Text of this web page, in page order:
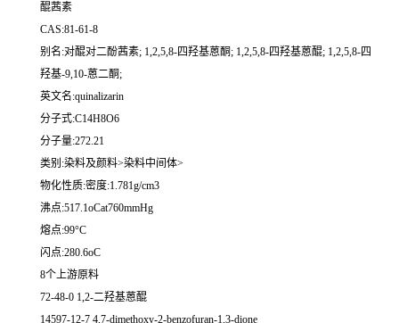
醌茜素
CAS:81-61-8
别名:对醌对二酚茜素; 1,2,5,8-四羟基蒽酮; 1,2,5,8-四羟基蒽醌; 1,2,5,8-四
羟基-9,10-蒽二酮;
英文名:quinalizarin
分子式:C14H8O6
分子量:272.21
类别:染料及颜料>染料中间体>
物化性质:密度:1.781g/cm3
沸点:517.1oCat760mmHg
熔点:99°C
闪点:280.6oC
8个上游原料
72-48-0 1,2-二羟基蒽醌
14597-12-7 4,7-dimethoxy-2-benzofuran-1,3-dione